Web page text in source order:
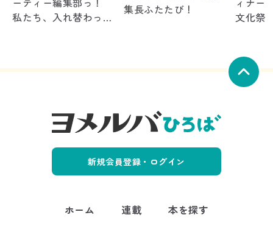
私たち、入れ替わっち
集長ふたたび！
文化祭
新規会員登録・ログイン
ホーム 連載
本を探す